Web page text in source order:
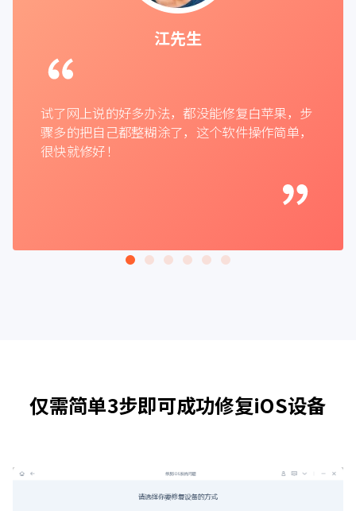
江先生
试了网上说的好多办法，都没能修复白苹果，步
骤多的把自己都整糊涂了，这个软件操作简单，
很快就修好！
仅需简单3步即可成功修复iOS设备